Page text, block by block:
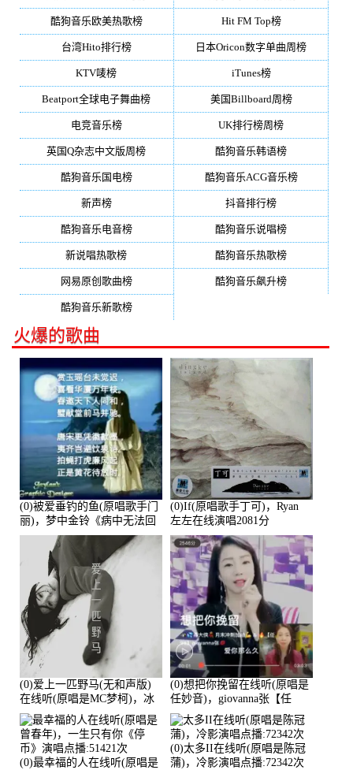
酷狗音乐欧美热歌榜 Hit FM Top榜
台湾Hito排行榜 日本Oricon数字单曲周榜
KTV唛榜 iTunes榜
Beatport全球电子舞曲榜 美国Billboard周榜
电竞音乐榜 UK排行榜周榜
英国Q杂志中文版周榜 酷狗音乐韩语榜
酷狗音乐国电榜 酷狗音乐ACG音乐榜
新声榜 抖音排行榜
酷狗音乐电音榜 酷狗音乐说唱榜
新说唱热歌榜 酷狗音乐热歌榜
网易原创歌曲榜 酷狗音乐飙升榜
酷狗音乐新歌榜
火爆的歌曲
(0)被爱垂钓的鱼(原唱歌手门
丽)，梦中金铃《病中无法回
复大家》在线演唱3586分
(0)If(原唱歌手丁可)，Ryan
左左在线演唱2081分
(0)爱上一匹野马(无和声版)
在线听(原唱是MC梦柯)，冰
鑫Asce演唱点播:178815次
(0)想把你挽留在线听(原唱是
任妙音)，giovanna张【任
96】演唱点播:60173次
(0)最幸福的人在线听(原唱是
(0)太多II在线听(原唱是陈冠
蒲)，冷影演唱点播:72342次